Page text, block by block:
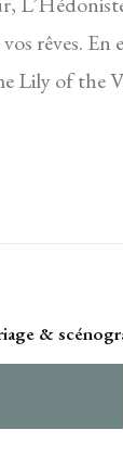
rêves.
Lily of the
&